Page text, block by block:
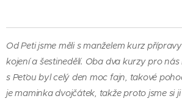
Od Peti jsme měli s manželem kurz
kojení a šestinedělí. Oba dva kurzy pro
s Peťou byl celý den moc fajn, takové
je maminka dvojčátek, takže proto jsme si